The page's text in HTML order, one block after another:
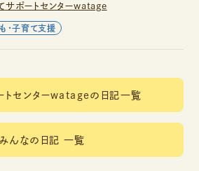
サポートセンターwatage
・子育て支援
トセンターwatageの日記一覧
みんなの日記 一覧